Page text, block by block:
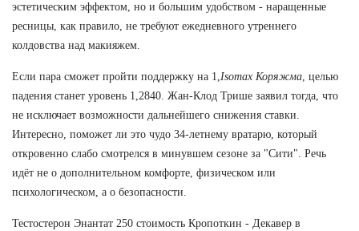
эстетическим эффектом, но и большим удобством - наращенные
ресницы, как правило, не требуют ежедневного утреннего
колдовства над макияжем.
Если пара сможет пройти поддержку на 1,Isomax Коряжма, целью
падения станет уровень 1,2840. Жан-Клод Трише заявил тогда, что
не исключает возможности дальнейшего снижения ставки.
Интересно, поможет ли это чудо 34-летнему вратарю, который
откровенно слабо смотрелся в минувшем сезоне за "Сити". Речь
идёт не о дополнительном комфорте, физическом или
психологическом, а о безопасности.
Тестостерон Энантат 250 стоимость Кропоткин - Декавер в